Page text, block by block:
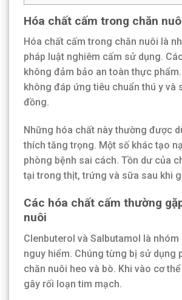
Hóa chất cấm trong chăn
Hóa chất cấm trong chăn nuôi là
pháp luật nghiêm cấm sử dụng.
không đảm bảo an toàn thực
không đáp ứng tiêu chuẩn thú y và
đồng.
Những hóa chất này thường được
thích tăng trọng. Một số khác tạo
phòng bệnh sai cách. Tồn dư của
tại trong thịt, trứng và sữa sau khi
Các hóa chất cấm thường
nuôi
Clenbuterol và Salbutamol là
nguy hiểm. Chúng từng bị sử dụng
chăn nuôi heo và bò. Khi vào cơ
gây rối loạn tim mạch.